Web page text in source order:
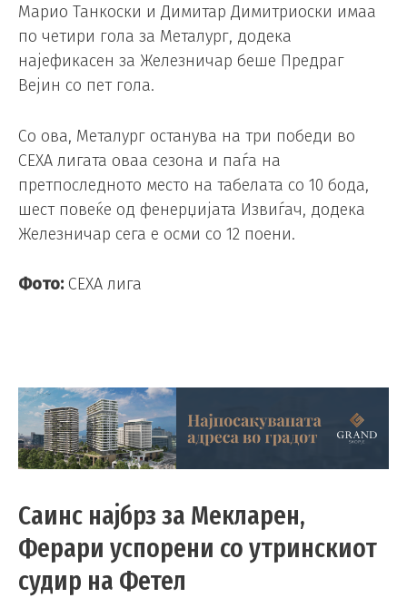
Марио Танкоски и Димитар Димитриоски имаа
по четири гола за Металург, додека
најефикасен за Железничар беше Предраг
Вејин со пет гола.
Со ова, Металург останува на три победи во
СЕХА лигата оваа сезона и паѓа на
претпоследното место на табелата со 10 бода,
шест повеќе од фенерџијата Извиѓач, додека
Железничар сега е осми со 12 поени.
Фото: СЕХА лига
Саинс најбрз за Мекларен,
Ферари успорени со утринскиот
судир на Фетел